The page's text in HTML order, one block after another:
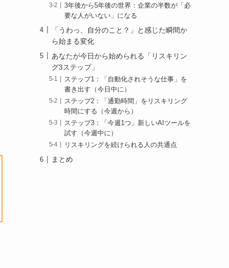
3年後から5年後の世界：企業の半数が「必
要な人がいない」になる
「うわっ、自分のこと？」と感じた瞬間か
ら始まる変化
あなたが今日から始められる「リスキリン
グ3ステップ」
ステップ1：「自動化されそうな仕事」を
書き出す（今日中に）
ステップ2：「通勤時間」をリスキリング
時間にする（今週から）
ステップ3：「今週1つ」新しいAIツールを
試す（今週中に）
リスキリングを続けられる人の共通点
まとめ